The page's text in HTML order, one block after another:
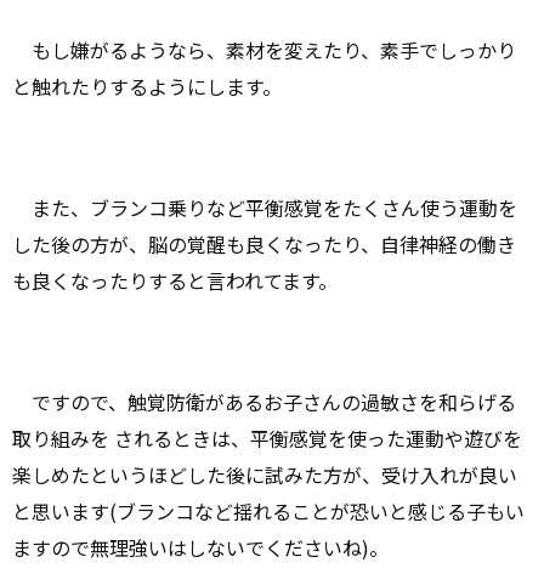
もし嫌がるようなら、素材を変えたり、素手でしっかり
と触れたりするようにします。
また、ブランコ乗りなど平衡感覚をたくさん使う運動を
した後の方が、脳の覚醒も良くなったり、自律神経の働き
も良くなったりすると言われてます。
ですので、触覚防衛があるお子さんの過敏さを和らげる
取り組みを されるときは、平衡感覚を使った運動や遊びを
楽しめたというほどした後に試みた方が、受け入れが良い
と思います(ブランコなど揺れることが恐いと感じる子もい
ますので無理強いはしないでくださいね)。